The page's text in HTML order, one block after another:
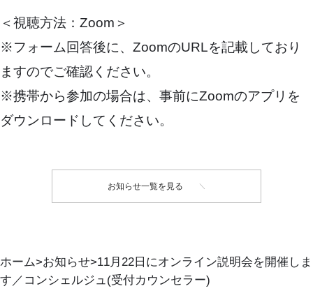
＜視聴方法：Zoom＞
※フォーム回答後に、ZoomのURLを記載しており
ますのでご確認ください。
※携帯から参加の場合は、事前にZoomのアプリを
ダウンロードしてください。
お知らせ一覧を見る
ホーム お知らせ 11月22日にオンライン説明会を開催しま
す／コンシェルジュ(受付カウンセラー)